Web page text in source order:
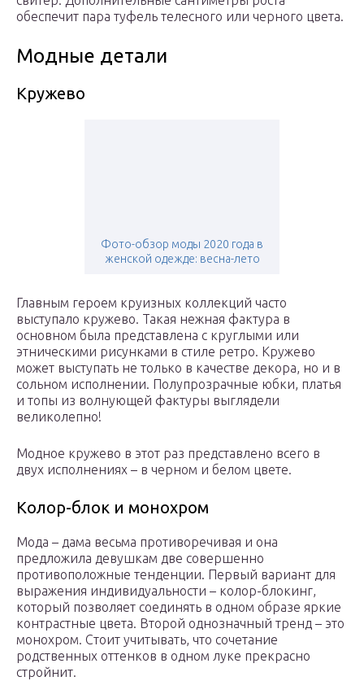
обеспечит пара туфель телесного или черного цвета.
Модные детали
Кружево
Фото-обзор моды 2020 года в
женской одежде: весна-лето
Главным героем круизных коллекций часто
выступало кружево. Такая нежная фактура в
основном была представлена с круглыми или
этническими рисунками в стиле ретро. Кружево
может выступать не только в качестве декора, но и в
сольном исполнении. Полупрозрачные юбки, платья
и топы из волнующей фактуры выглядели
великолепно!
Модное кружево в этот раз представлено всего в
двух исполнениях – в черном и белом цвете.
Колор-блок и монохром
Мода – дама весьма противоречивая и она
предложила девушкам две совершенно
противоположные тенденции. Первый вариант для
выражения индивидуальности – колор-блокинг,
который позволяет соединять в одном образе яркие
контрастные цвета. Второй однозначный тренд – это
монохром. Стоит учитывать, что сочетание
родственных оттенков в одном луке прекрасно
стройнит.